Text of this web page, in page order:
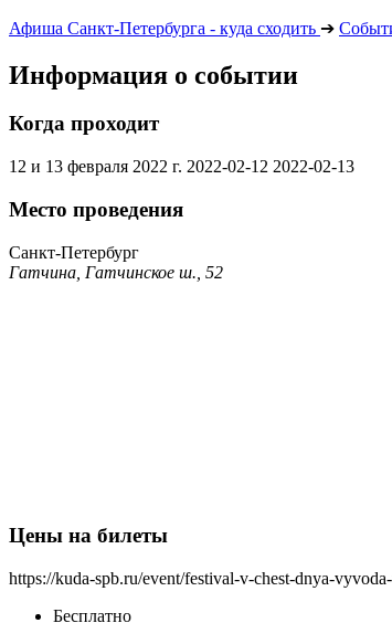
Афиша Санкт-Петербурга - куда сходить ➔
Информация о событии
Когда проходит
12 и 13 февраля 2022 г. 2022-02-12 2022-02-13
Место проведения
Санкт-Петербург
Гатчина, Гатчинское ш., 52
Цены на билеты
https://kuda-spb.ru/event/festival-v-chest-dnya-
Бесплатно